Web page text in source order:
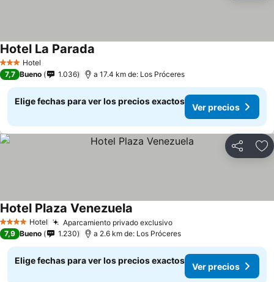
3 Estrellas
Hotel
Hotel La Parada
7,7 Bueno 1.036 a 17.4 km de: Los Próceres
Elige fechas para ver los precios exactos
Ver precios
Compartir
4 EstrellasHotel Aparcamiento privado exclusivo
Hotel Plaza Venezuela
7,9 Bueno 1.230 a 2.6 km de: Los Próceres
Elige fechas para ver los precios exactos
Ver precios